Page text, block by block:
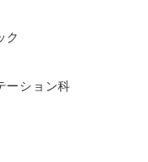
ク
ーション科